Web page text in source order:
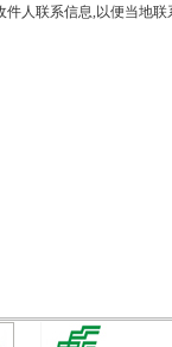
人联系信息,以便当地